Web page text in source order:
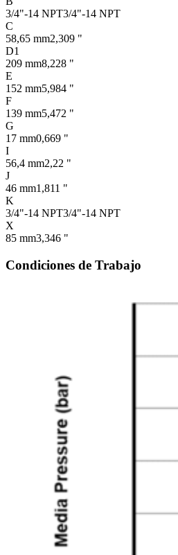
3/4"-14 NPT3/4"-14 NPT
C
58,65 mm2,309 "
D1
209 mm8,228 "
E
152 mm5,984 "
F
139 mm5,472 "
G
17 mm0,669 "
I
56,4 mm2,22 "
J
46 mm1,811 "
K
3/4"-14 NPT3/4"-14 NPT
X
85 mm3,346 "
Condiciones de Trabajo